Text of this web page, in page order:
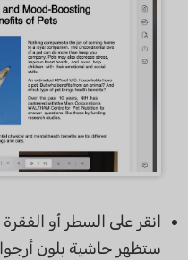
انقر على السطر أو
ستظهر حاشية بلون